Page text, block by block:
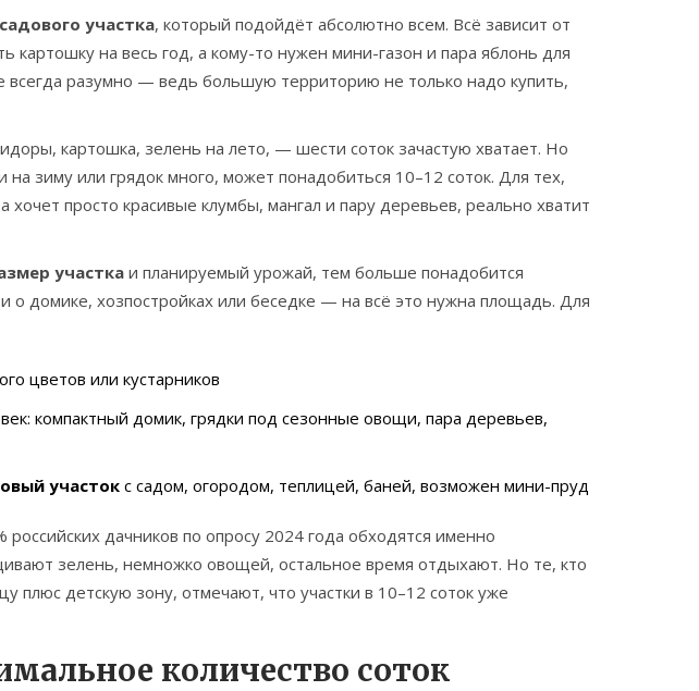
садового участка, который подойдёт абсолютно всем. Всё зависит от
картошку на весь год, а кому-то нужен мини-газон и пара яблонь для
всегда разумно — ведь большую территорию не только надо купить,
картошка, зелень на лето, — шести соток зачастую хватает. Но
на зиму или грядок много, может понадобиться 10–12 соток. Для тех,
хочет просто красивые клумбы, мангал и пару деревьев, реально хватит
участка и планируемый урожай, тем больше понадобится
о домике, хозпостройках или беседке — на всё это нужна площадь. Для
цветов или кустарников
компактный домик, грядки под сезонные овощи, пара деревьев,
участок с садом, огородом, теплицей, баней, возможен мини-пруд
российских дачников по опросу 2024 года обходятся именно
зелень, немножко овощей, остальное время отдыхают. Но те, кто
плюс детскую зону, отмечают, что участки в 10–12 соток уже
количество соток